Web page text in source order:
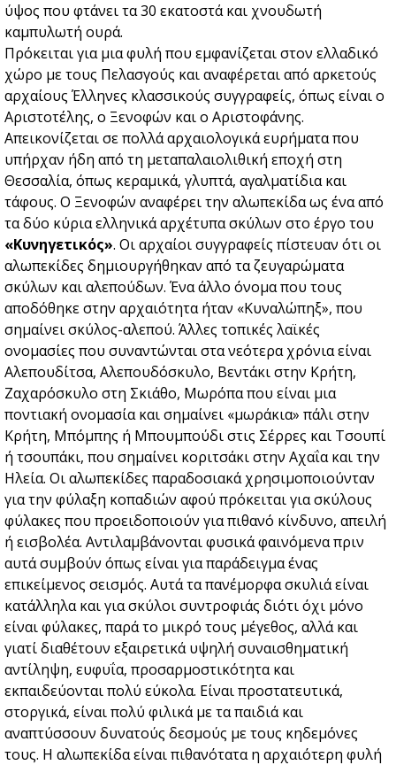
ύψος που φτάνει τα 30 εκατοστά και χνουδωτή
καμπυλωτή ουρά.
Πρόκειται για μια φυλή που εμφανίζεται στον ελλαδικό
χώρο με τους Πελασγούς και αναφέρεται από αρκετούς
αρχαίους Έλληνες κλασσικούς συγγραφείς, όπως είναι ο
Αριστοτέλης, ο Ξενοφών και ο Αριστοφάνης.
Απεικονίζεται σε πολλά αρχαιολογικά ευρήματα που
υπήρχαν ήδη από τη μεταπαλαιολιθική εποχή στη
Θεσσαλία, όπως κεραμικά, γλυπτά, αγαλματίδια και
τάφους. Ο Ξενοφών αναφέρει την αλωπεκίδα ως ένα από
τα δύο κύρια ελληνικά αρχέτυπα σκύλων στο έργο του
«Κυνηγετικός». Οι αρχαίοι συγγραφείς πίστευαν ότι οι
αλωπεκίδες δημιουργήθηκαν από τα ζευγαρώματα
σκύλων και αλεπούδων. Ένα άλλο όνομα που τους
αποδόθηκε στην αρχαιότητα ήταν «Κυναλώπηξ», που
σημαίνει σκύλος-αλεπού. Άλλες τοπικές λαϊκές
ονομασίες που συναντώνται στα νεότερα χρόνια είναι
Αλεπουδίτσα, Αλεπουδόσκυλο, Βεντάκι στην Κρήτη,
Ζαχαρόσκυλο στη Σκιάθο, Μωρόπα που είναι μια
ποντιακή ονομασία και σημαίνει «μωράκια» πάλι στην
Κρήτη, Μπόμπης ή Μπουμπούδι στις Σέρρες και Τσουπί
ή τσουπάκι, που σημαίνει κοριτσάκι στην Αχαΐα και την
Ηλεία. Οι αλωπεκίδες παραδοσιακά χρησιμοποιούνταν
για την φύλαξη κοπαδιών αφού πρόκειται για σκύλους
φύλακες που προειδοποιούν για πιθανό κίνδυνο, απειλή
ή εισβολέα. Αντιλαμβάνονται φυσικά φαινόμενα πριν
αυτά συμβούν όπως είναι για παράδειγμα ένας
επικείμενος σεισμός. Αυτά τα πανέμορφα σκυλιά είναι
κατάλληλα και για σκύλοι συντροφιάς διότι όχι μόνο
είναι φύλακες, παρά το μικρό τους μέγεθος, αλλά και
γιατί διαθέτουν εξαιρετικά υψηλή συναισθηματική
αντίληψη, ευφυΐα, προσαρμοστικότητα και
εκπαιδεύονται πολύ εύκολα. Είναι προστατευτικά,
στοργικά, είναι πολύ φιλικά με τα παιδιά και
αναπτύσσουν δυνατούς δεσμούς με τους κηδεμόνες
τους. Η αλωπεκίδα είναι πιθανότατα η αρχαιότερη φυλή